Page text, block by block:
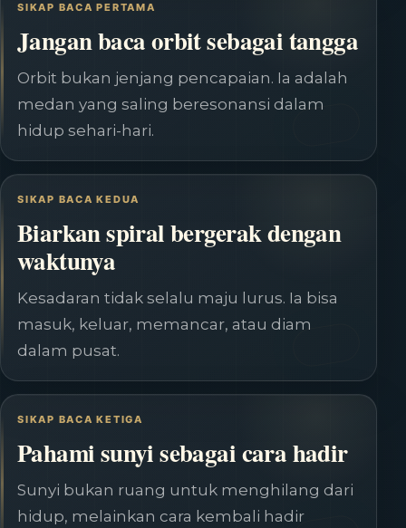
SIKAP BACA PERTAMA
Jangan baca orbit sebagai tangga
Orbit bukan jenjang pencapaian. Ia adalah
medan yang saling beresonansi dalam
hidup sehari-hari.
SIKAP BACA KEDUA
Biarkan spiral bergerak dengan
waktunya
Kesadaran tidak selalu maju lurus. Ia bisa
masuk, keluar, memancar, atau diam
dalam pusat.
SIKAP BACA KETIGA
Pahami sunyi sebagai cara hadir
Sunyi bukan ruang untuk menghilang dari
hidup, melainkan cara kembali hadir